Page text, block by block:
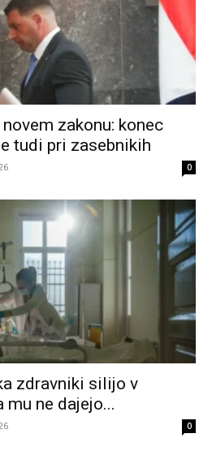
zakonu: konec
tudi pri zasebnikih
0
zdravniki silijo v
mu ne dajejo...
0